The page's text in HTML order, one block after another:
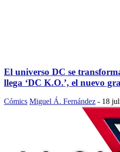
El universo DC se
llega ‘DC K.O.’, el nuevo
Cómics Miguel Á. Fernández - 18